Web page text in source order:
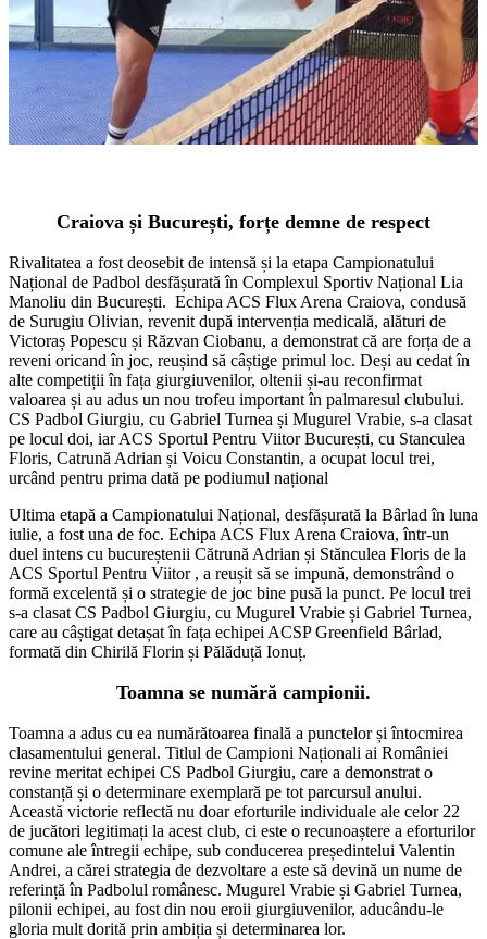
Craiova și București, forțe demne de respect
Rivalitatea a fost deosebit de intensă și la etapa Campionatului
Național de Padbol desfășurată în Complexul Sportiv Național Lia
Manoliu din București. Echipa ACS Flux Arena Craiova, condusă
de Surugiu Olivian, revenit după intervenția medicală, alături de
Victoraș Popescu și Răzvan Ciobanu, a demonstrat că are forța de a
reveni oricand în joc, reușind să câștige primul loc. Deși au cedat în
alte competiții în fața giurgiuvenilor, oltenii și-au reconfirmat
valoarea și au adus un nou trofeu important în palmaresul clubului.
CS Padbol Giurgiu, cu Gabriel Turnea și Mugurel Vrabie, s-a clasat
pe locul doi, iar ACS Sportul Pentru Viitor București, cu Stanculea
Floris, Catrună Adrian și Voicu Constantin, a ocupat locul trei,
urcând pentru prima dată pe podiumul național
Ultima etapă a Campionatului Național, desfășurată la Bârlad în luna
iulie, a fost una de foc. Echipa ACS Flux Arena Craiova, într-un
duel intens cu bucureștenii Cătrună Adrian și Stănculea Floris de la
ACS Sportul Pentru Viitor , a reușit să se impună, demonstrând o
formă excelentă și o strategie de joc bine pusă la punct. Pe locul trei
s-a clasat CS Padbol Giurgiu, cu Mugurel Vrabie și Gabriel Turnea,
care au câștigat detașat în fața echipei ACSP Greenfield Bârlad,
formată din Chirilă Florin și Pălăduță Ionuț.
Toamna se numără campionii.
Toamna a adus cu ea numărătoarea finală a punctelor și întocmirea
clasamentului general. Titlul de Campioni Naționali ai României
revine meritat echipei CS Padbol Giurgiu, care a demonstrat o
constanță și o determinare exemplară pe tot parcursul anului.
Această victorie reflectă nu doar eforturile individuale ale celor 22
de jucători legitimați la acest club, ci este o recunoaștere a eforturilor
comune ale întregii echipe, sub conducerea președintelui Valentin
Andrei, a cărei strategia de dezvoltare a este să devină un nume de
referință în Padbolul românesc. Mugurel Vrabie și Gabriel Turnea,
pilonii echipei, au fost din nou eroii giurgiuvenilor, aducându-le
gloria mult dorită prin ambiția și determinarea lor.